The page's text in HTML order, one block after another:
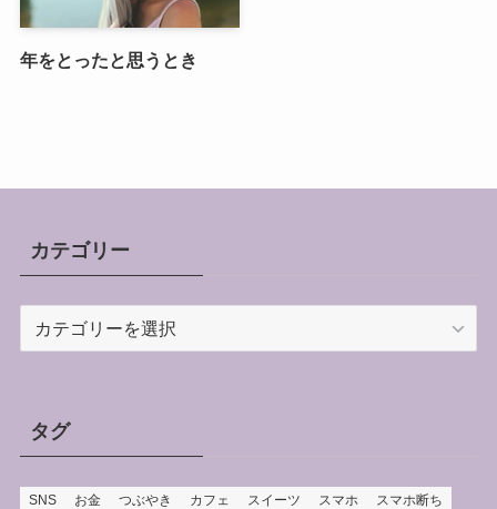
年をとったと思うとき
カテゴリー
ータグ
SNS お金 つぶやき カフェ スイーツ スマホ
スマホ断ち